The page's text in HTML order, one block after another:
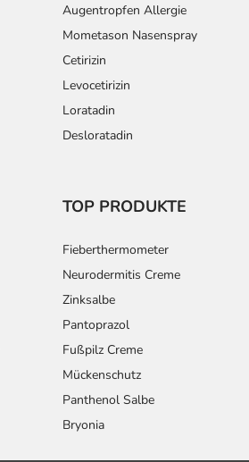
Augentropfen Allergie
Mometason Nasenspray
Cetirizin
Levocetirizin
Loratadin
Desloratadin
TOP PRODUKTE
Fieberthermometer
Neurodermitis Creme
Zinksalbe
Pantoprazol
Fußpilz Creme
Mückenschutz
Panthenol Salbe
Bryonia